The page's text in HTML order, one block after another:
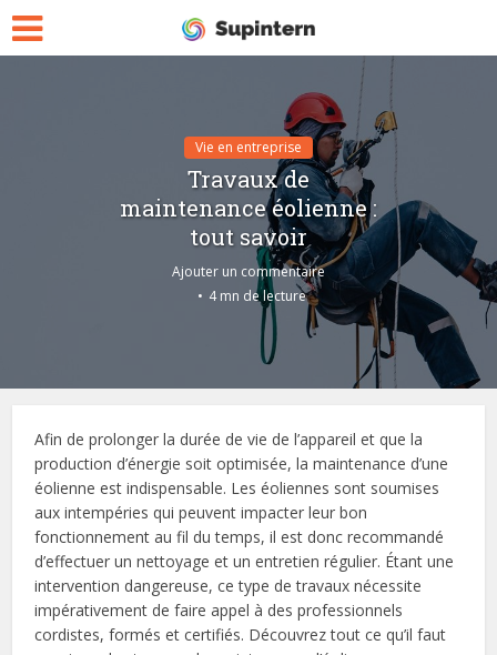
Vie en entreprise
Travaux de
maintenance éolienne :
tout savoir
Ajouter un commentaire
4 mn de lecture
Afin de prolonger la durée de vie de l’appareil et que la
production d’énergie soit optimisée, la maintenance d’une
éolienne est indispensable. Les éoliennes sont soumises
aux intempéries qui peuvent impacter leur bon
fonctionnement au fil du temps, il est donc recommandé
d’effectuer un nettoyage et un entretien régulier. Étant une
intervention dangereuse, ce type de travaux nécessite
impérativement de faire appel à des professionnels
cordistes, formés et certifiés. Découvrez tout ce qu’il faut